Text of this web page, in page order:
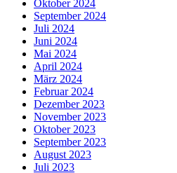
Oktober 2024
September 2024
Juli 2024
Juni 2024
Mai 2024
April 2024
März 2024
Februar 2024
Dezember 2023
November 2023
Oktober 2023
September 2023
August 2023
Juli 2023